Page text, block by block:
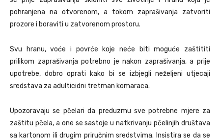
pohranjena na otvorenom, a tokom zaprašivanja zatvoriti
prozore i boraviti u zatvorenom prostoru.
Svu hranu, voće i povrće koje neće biti moguće zaštititi
prilikom zaprašivanja potrebno je nakon zaprašivanja, a prije
upotrebe, dobro oprati kako bi se izbjegli neželjeni utjecaji
sredstava za adulticidni tretman komaraca.
Upozoravaju se pčelari da preduzmu sve potrebne mjere za
zaštitu pčela, a one se sastoje u natkrivanju pčelinjih društava
sa kartonom ili drugim priručnim sredstvima. Insistira se da se